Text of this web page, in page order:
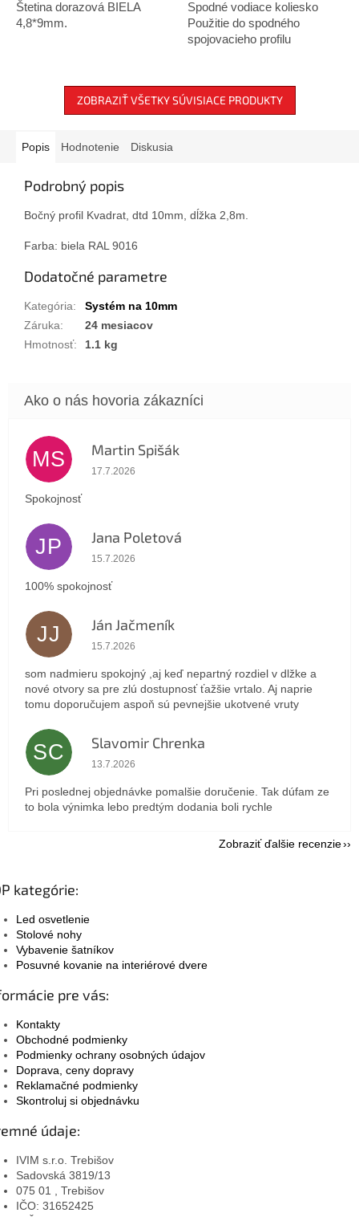
Štetina dorazová BIELA
4,8*9mm.
Spodné vodiace koliesko
Použitie do spodného
spojovacieho profilu
ZOBRAZIŤ VŠETKY SÚVISIACE PRODUKTY
Popis Hodnotenie Diskusia
Podrobný popis
Bočný profil Kvadrat, dtd 10mm, dĺžka 2,8m.
Farba: biela RAL 9016
Dodatočné parametre
Kategória:
Systém na 10mm
Záruka:
24 mesiacov
Hmotnosť: 1.1 kg
MS Martin Spišák
Hodnotenie obchodu je 5 z 5 hviezdičiek.
17.7.2026
Spokojnosť
JP Jana Poletová
Hodnotenie obchodu je 5 z 5 hviezdičiek.
15.7.2026
100% spokojnosť
JJ Ján Jačmeník
Hodnotenie obchodu je 5 z 5 hviezdičiek.
15.7.2026
som nadmieru spokojný ,aj keď nepartný rozdiel v dlžke a
nové otvory sa pre zlú dostupnosť ťažšie vrtalo. Aj naprie
tomu doporučujem aspoň sú pevnejšie ukotvené vruty
SC Slavomir Chrenka
Hodnotenie obchodu je 5 z 5 hviezdičiek.
13.7.2026
Pri poslednej objednávke pomalšie doručenie. Tak dúfam ze
to bola výnimka lebo predtým dodania boli rychle
Zobraziť ďalšie recenzie
kategórie:
Led osvetlenie
Stolové nohy
Vybavenie šatníkov
Posuvné kovanie na interiérové dvere
pre vás:
Kontakty
Obchodné podmienky
Podmienky ochrany osobných údajov
Doprava, ceny dopravy
Reklamačné podmienky
Skontroluj si objednávku
údaje:
IVIM s.r.o. Trebišov
Sadovská 3819/13
075 01 , Trebišov
IČO: 31652425